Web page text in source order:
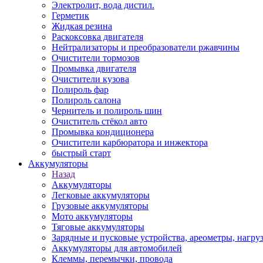
Электролит, вода дистил.
Герметик
Жидкая резина
Раскоксовка двигателя
Нейтрализаторы и преобразователи ржавчины
Очистители тормозов
Промывка двигателя
Очистители кузова
Полироль фар
Полироль салона
Чернитель и полироль шин
Очиститель стёкол авто
Промывка кондиционера
Очистители карбюратора и инжектора
быстрый старт
Аккумуляторы
Назад
Аккумуляторы
Легковые аккумуляторы
Грузовые аккумуляторы
Мото аккумуляторы
Тяговые аккумуляторы
Зарядные и пусковые устройства, ареометры,
Аккумуляторы для автомобилей
Клеммы, перемычки, провода